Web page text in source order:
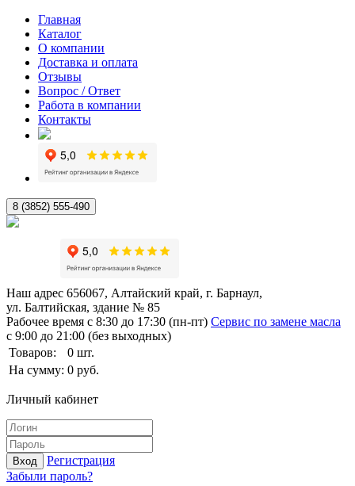
Главная
Каталог
О компании
Доставка и оплата
Отзывы
Вопрос / Ответ
Работа в компании
Контакты
8 (3852) 555-490
Наш адрес 656067, Алтайский край, г. Барнаул,
ул. Балтийская, здание № 85
Рабочее время с 8:30 до 17:30 (пн-пт) Сервис по замене масла
с 9:00 до 21:00 (без выходных)
Товаров:
0 шт.
На сумму: 0 руб.
Личный кабинет
Вход
Регистрация
Забыли пароль?